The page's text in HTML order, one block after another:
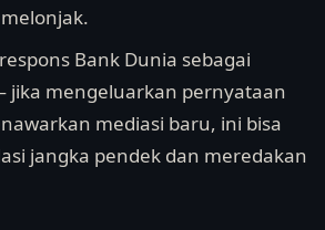
Bank Dunia sebagai
jika mengeluarkan pernyataan
mediasi baru, ini bisa
jangka pendek dan meredakan